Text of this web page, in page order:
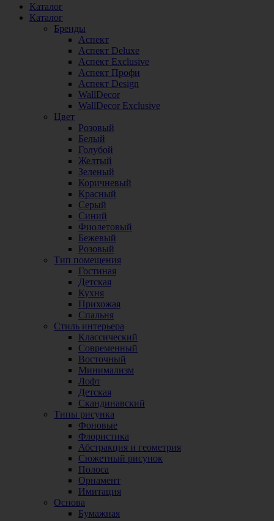
Каталог
Каталог
Бренды
Аспект
Аспект Deluxe
Аспект Exclusive
Аспект Профи
Аспект Design
WallDecor
WallDecor Exclusive
Цвет
Розовый
Белый
Голубой
Желтый
Зеленый
Коричневый
Красный
Серый
Синий
Фиолетовый
Бежевый
Розовый
Тип помещения
Гостиная
Детская
Кухня
Прихожая
Спальня
Стиль интерьера
Классический
Современный
Восточный
Минимализм
Лофт
Детская
Скандинавский
Типы рисунка
Фоновые
Флористика
Абстракция и геометрия
Сюжетный рисунок
Полоса
Орнамент
Имитация
Основа
Бумажная